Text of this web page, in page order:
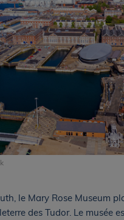
le Mary Rose Museum
des Tudor. Le musée